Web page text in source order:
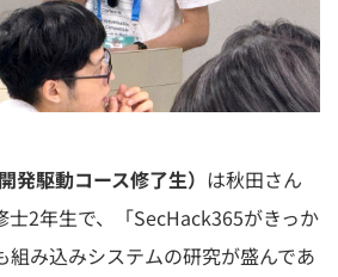
発駆動コース修了生） は秋田さん
士2年生で、「SecHack365がきっか
組み込みシステムの研究が盛んであ